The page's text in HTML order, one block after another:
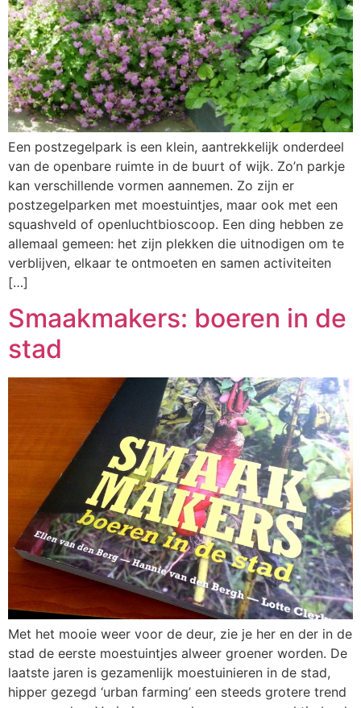
Een postzegelpark is een klein, aantrekkelijk onderdeel
van de openbare ruimte in de buurt of wijk. Zo’n parkje
kan verschillende vormen aannemen. Zo zijn er
postzegelparken met moestuintjes, maar ook met een
squashveld of openluchtbioscoop. Een ding hebben ze
allemaal gemeen: het zijn plekken die uitnodigen om te
verblijven, elkaar te ontmoeten en samen activiteiten
[…]
Smaakmakers: boeren in de
stad
Met het mooie weer voor de deur, zie je her en der in de
stad de eerste moestuintjes alweer groener worden. De
laatste jaren is gezamenlijk moestuinieren in de stad,
hipper gezegd ‘urban farming’ een steeds grotere trend